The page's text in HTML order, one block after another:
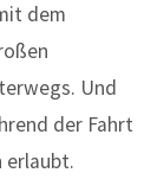
dem
Und
der Fahrt
erlaubt.